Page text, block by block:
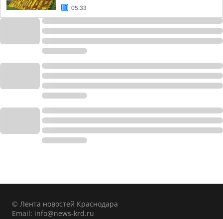
05:33
© Лента новостей Краснодара
Email: info@news-krd.ru